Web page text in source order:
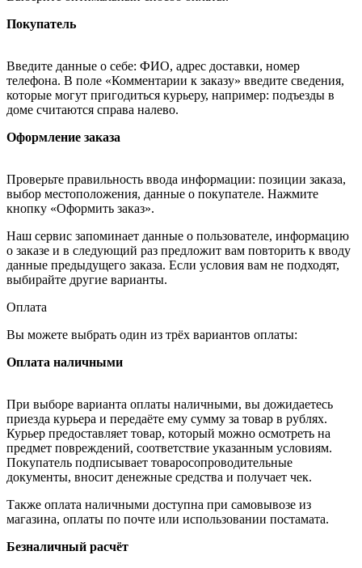
Покупатель
Введите данные о себе: ФИО, адрес доставки, номер
телефона. В поле «Комментарии к заказу» введите сведения,
которые могут пригодиться курьеру, например: подъезды в
доме считаются справа налево.
Оформление заказа
Проверьте правильность ввода информации: позиции заказа,
выбор местоположения, данные о покупателе. Нажмите
кнопку «Оформить заказ».
Наш сервис запоминает данные о пользователе, информацию
о заказе и в следующий раз предложит вам повторить к вводу
данные предыдущего заказа. Если условия вам не подходят,
выбирайте другие варианты.
Оплата
Вы можете выбрать один из трёх вариантов оплаты:
Оплата наличными
При выборе варианта оплаты наличными, вы дожидаетесь
приезда курьера и передаёте ему сумму за товар в рублях.
Курьер предоставляет товар, который можно осмотреть на
предмет повреждений, соответствие указанным условиям.
Покупатель подписывает товаросопроводительные
документы, вносит денежные средства и получает чек.
Также оплата наличными доступна при самовывозе из
магазина, оплаты по почте или использовании постамата.
Безналичный расчёт